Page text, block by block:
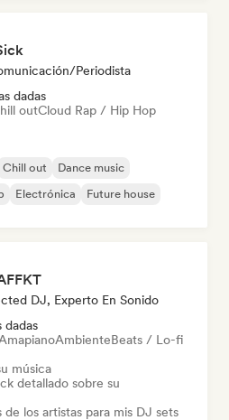
Periodista
dadas
outCloud Rap / Hip Hop
Chill out
Dance music
Electrónica Future house
DJ, Experto En Sonido
dadas
AmbienteBeats / Lo-fi
música
detallado sobre su
de los artistas para mis DJ sets